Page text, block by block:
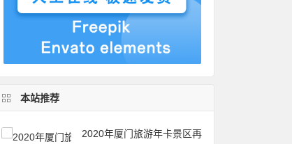
本站推荐
2020年厦门旅游年卡景区再